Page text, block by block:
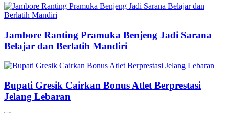
Jambore Ranting Pramuka Benjeng Jadi Sarana
Belajar dan Berlatih Mandiri
Bupati Gresik Cairkan Bonus Atlet Berprestasi
Jelang Lebaran